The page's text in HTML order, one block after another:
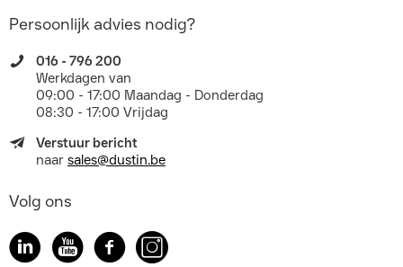
Persoonlijk advies nodig?
016 - 796 200
Werkdagen van
09:00 - 17:00 Maandag - Donderdag
08:30 - 17:00 Vrijdag
Verstuur bericht
naar sales@dustin.be
Volg ons